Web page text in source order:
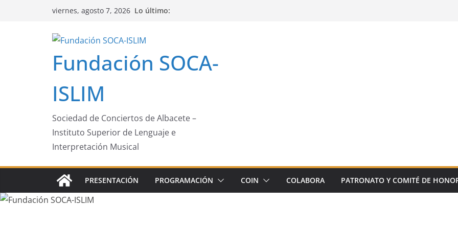
viernes, agosto 7, 2026 Lo último:
Fundación SOCA-
ISLIM
Sociedad de Conciertos de Albacete –
Instituto Superior de Lenguaje e
Interpretación Musical
PRESENTACIÓN PROGRAMACIÓN COIN COLABORA PATRONATO Y COMITÉ DE